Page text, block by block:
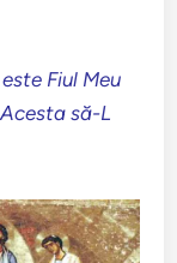
Fiul Meu
să-L